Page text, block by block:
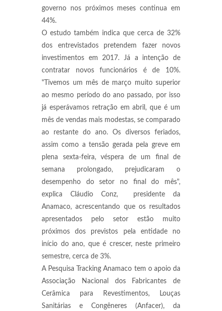
governo nos próximos meses continua em
44%.
O estudo também indica que cerca de 32%
dos entrevistados pretendem fazer novos
investimentos em 2017. Já a intenção de
contratar novos funcionários é de 10%.
"Tivemos um mês de março muito superior
ao mesmo período do ano passado, por isso
já esperávamos retração em abril, que é um
mês de vendas mais modestas, se comparado
ao restante do ano. Os diversos feriados,
assim como a tensão gerada pela greve em
plena sexta-feira, véspera de um final de
semana prolongado, prejudicaram o
desempenho do setor no final do mês",
explica Cláudio Conz, presidente da
Anamaco, acrescentando que os resultados
apresentados pelo setor estão muito
próximos dos previstos pela entidade no
início do ano, que é crescer, neste primeiro
semestre, cerca de 3%.
A Pesquisa Tracking Anamaco tem o apoio da
Associação Nacional dos Fabricantes de
Cerâmica para Revestimentos, Louças
Sanitárias e Congêneres (Anfacer), da